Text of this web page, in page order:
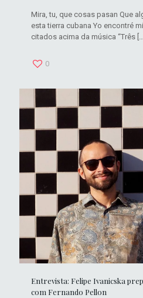
Mira, tu, que cosas pasan Que
esta tierra cubana Yo encontré
citados acima da música “Três
0
Entrevista: Felipe Ivanicska
com Fernando Pellon